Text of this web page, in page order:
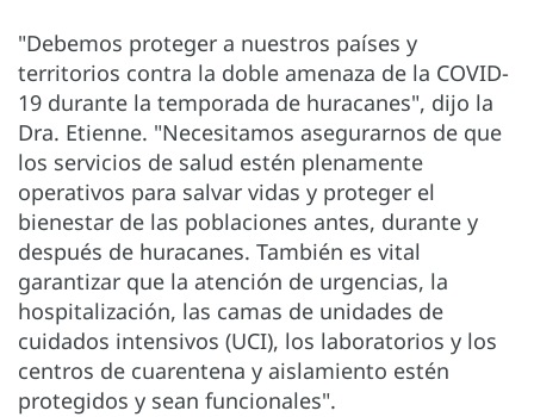
"Debemos proteger a nuestros países y
territorios contra la doble amenaza de la COVID-
19 durante la temporada de huracanes", dijo la
Dra. Etienne. "Necesitamos asegurarnos de que
los servicios de salud estén plenamente
operativos para salvar vidas y proteger el
bienestar de las poblaciones antes, durante y
después de huracanes. También es vital
garantizar que la atención de urgencias, la
hospitalización, las camas de unidades de
cuidados intensivos (UCI), los laboratorios y los
centros de cuarentena y aislamiento estén
protegidos y sean funcionales".